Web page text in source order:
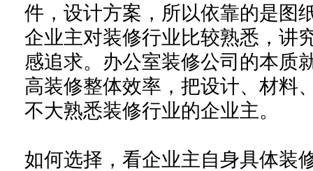
件，设计方案， 所以依靠的是图
企业主对装修行业比较熟悉，讲
感追求。办公室装修公司的本质
高装修整体效率， 把设计、材料
不大熟悉装修行业的企业主。
如何选择，看企业主自身具体装